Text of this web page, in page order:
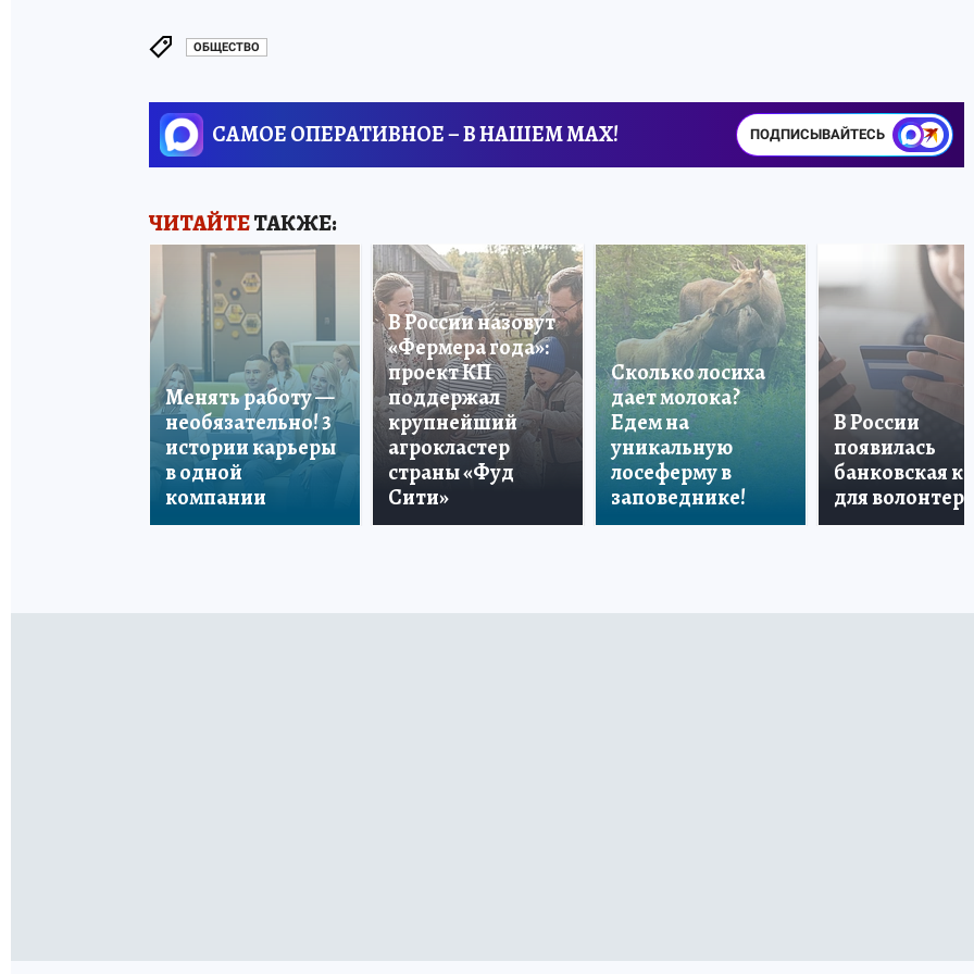
ОБЩЕСТВО
САМОЕ ОПЕРАТИВНОЕ – В НАШЕМ MAX! ПОДПИСЫВАЙТЕСЬ
ЧИТАЙТЕТАКЖЕ:
Менять работу —
необязательно! 3
истории карьеры
в одной
компании
В России назовут
«Фермера года»:
проект КП
поддержал
крупнейший
агрокластер
страны «Фуд
Сити»
Сколько лосиха
дает молока?
Едем на
уникальную
лосеферму в
заповеднике!
В России
появилась
банковская
для волонтеров